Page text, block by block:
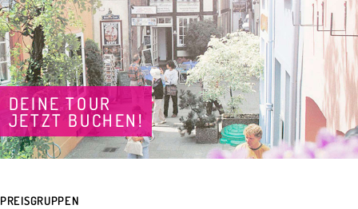
DEINE TOUR
JETZT BUCHEN!
PREISGRUPPEN